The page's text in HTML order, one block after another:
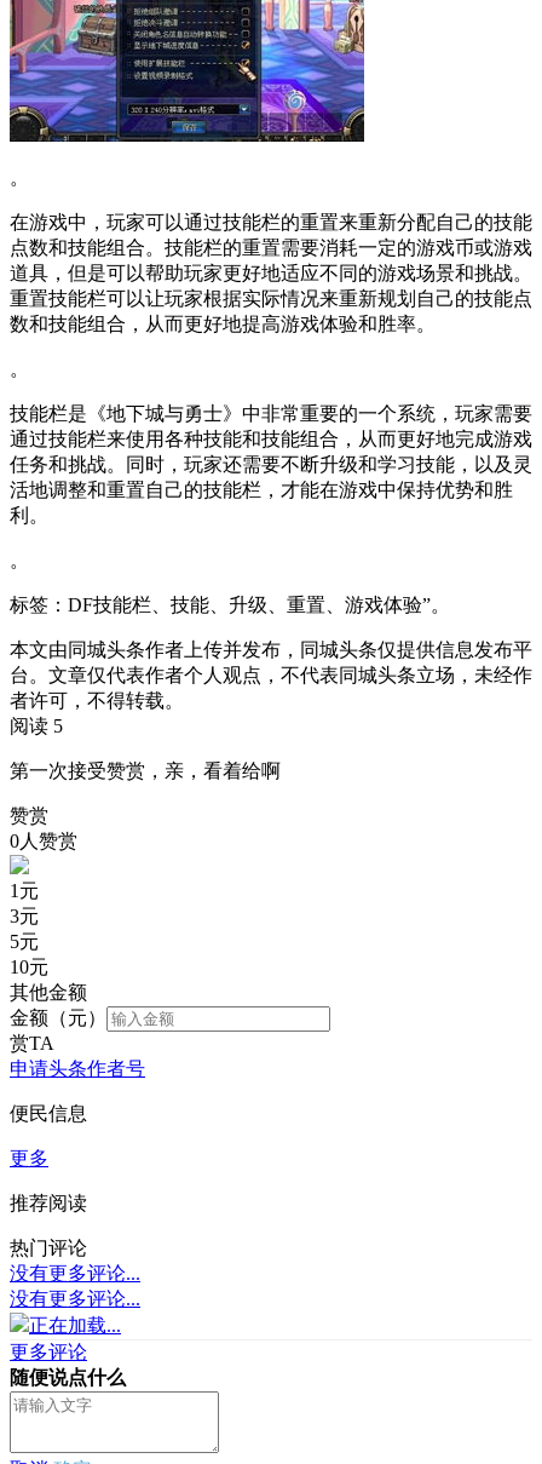
。
在游戏中，玩家可以通过技能栏的重置来重新分配自己的技能
点数和技能组合。技能栏的重置需要消耗一定的游戏币或游戏
道具，但是可以帮助玩家更好地适应不同的游戏场景和挑战。
重置技能栏可以让玩家根据实际情况来重新规划自己的技能点
数和技能组合，从而更好地提高游戏体验和胜率。
。
技能栏是《地下城与勇士》中非常重要的一个系统，玩家需要
通过技能栏来使用各种技能和技能组合，从而更好地完成游戏
任务和挑战。同时，玩家还需要不断升级和学习技能，以及灵
活地调整和重置自己的技能栏，才能在游戏中保持优势和胜
利。
。
标签：DF技能栏、技能、升级、重置、游戏体验”。
本文由同城头条作者上传并发布，同城头条仅提供信息发布平
台。文章仅代表作者个人观点，不代表同城头条立场，未经作
者许可，不得转载。
阅读 5
第一次接受赞赏，亲，看着给啊
赞赏
0人赞赏
1 元
3元
5元
10元
其他金额
金额（元）
赏TA
申请头条作者号
便民信息
更多
推荐阅读
热门评论
没有更多评论...
没有更多评论...
正在加载...
更多评论
随便说点什么